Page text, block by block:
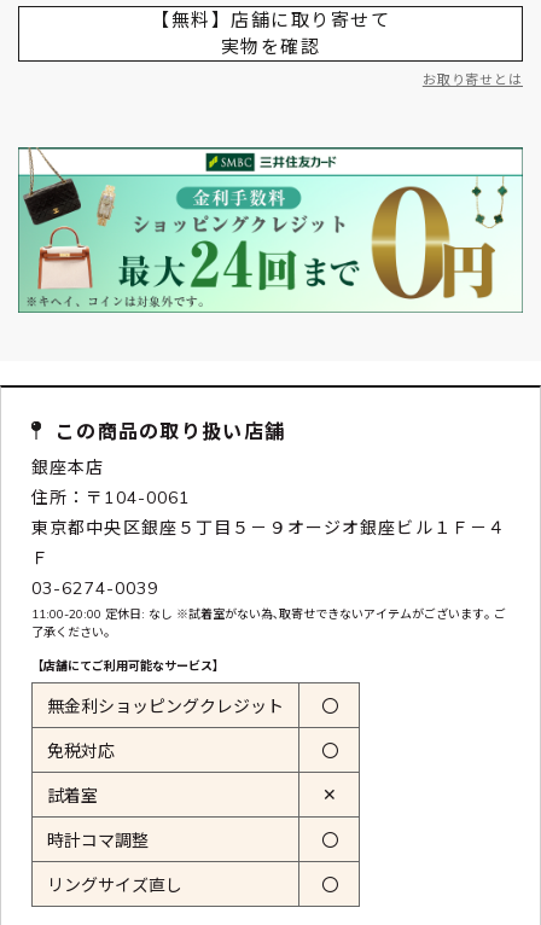
【無料】店舗に取り寄せて
実物を確認
お取り寄せとは
この商品の取り扱い店舗
銀座本店
住所：〒104-0061
東京都中央区銀座５丁目５－９オージオ銀座ビル１Ｆ－４
Ｆ
03-6274-0039
11:00-20:00 定休日: なし ※試着室がない為､取寄せできないアイテムがございます｡ ご
了承ください｡
【店舗にてご利用可能なサービス】
無金利ショッピングクレジット 〇
免税対応 〇
試着室 ✕
時計コマ調整 〇
リングサイズ直し 〇